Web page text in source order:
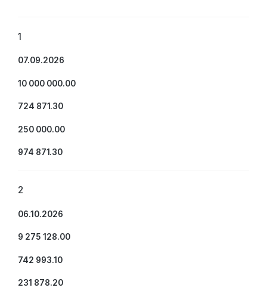
1
07.09.2026
10 000 000.00
724 871.30
250 000.00
974 871.30
2
06.10.2026
9 275 128.00
742 993.10
231 878.20